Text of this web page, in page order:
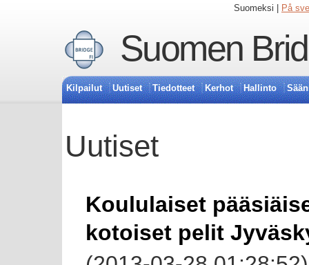
Suomeksi | På
Suomen
Kilpailut Uutiset Tiedotteet Kerhot Hallinto
Uutiset
Koululaiset
kotoiset pelit